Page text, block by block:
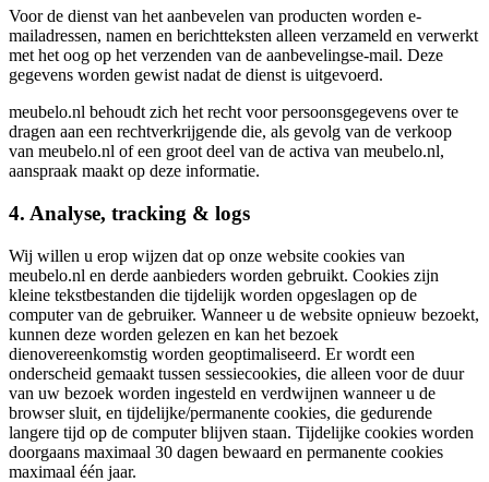
Voor de dienst van het aanbevelen van producten worden e-
mailadressen, namen en berichtteksten alleen verzameld en verwerkt
met het oog op het verzenden van de aanbevelingse-mail. Deze
gegevens worden gewist nadat de dienst is uitgevoerd.
meubelo.nl behoudt zich het recht voor persoonsgegevens over te
dragen aan een rechtverkrijgende die, als gevolg van de verkoop
van meubelo.nl of een groot deel van de activa van meubelo.nl,
aanspraak maakt op deze informatie.
4. Analyse, tracking & logs
Wij willen u erop wijzen dat op onze website cookies van
meubelo.nl en derde aanbieders worden gebruikt. Cookies zijn
kleine tekstbestanden die tijdelijk worden opgeslagen op de
computer van de gebruiker. Wanneer u de website opnieuw bezoekt,
kunnen deze worden gelezen en kan het bezoek
dienovereenkomstig worden geoptimaliseerd. Er wordt een
onderscheid gemaakt tussen sessiecookies, die alleen voor de duur
van uw bezoek worden ingesteld en verdwijnen wanneer u de
browser sluit, en tijdelijke/permanente cookies, die gedurende
langere tijd op de computer blijven staan. Tijdelijke cookies worden
doorgaans maximaal 30 dagen bewaard en permanente cookies
maximaal één jaar.